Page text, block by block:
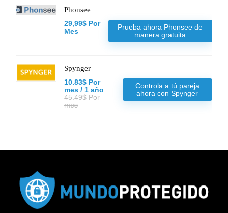
Phonsee
29,99$ Por
Mes
Prueba ahora Phonsee de
manera gratuita
Spynger
10.83$ Por
mes / 1 año
45.49$ Por
mes
Controla a tú pareja
ahora con Spynger